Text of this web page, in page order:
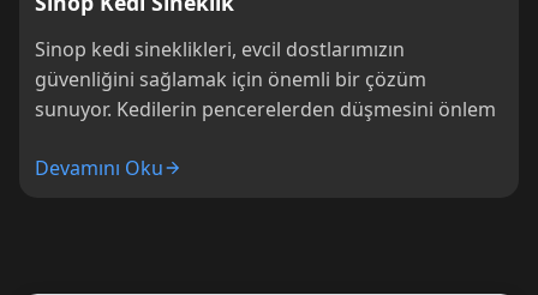
Sinop kedi sineklikleri, evcil dostlarımızın
güvenliğini sağlamak için önemli bir çözüm
sunuyor. Kedilerin pencerelerden düşmesini önlem
Devamını Oku